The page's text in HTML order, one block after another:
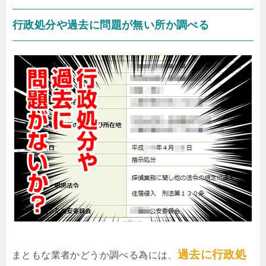
行政処分や過去に問題が無い所か調べる
まともな業者かどうか調べる為には、 過去に行政処